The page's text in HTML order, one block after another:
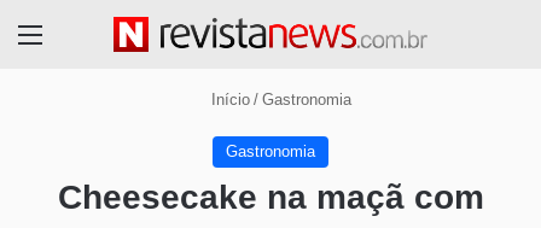
Início / Gastronomia
Gastronomia
Cheesecake na maçã com